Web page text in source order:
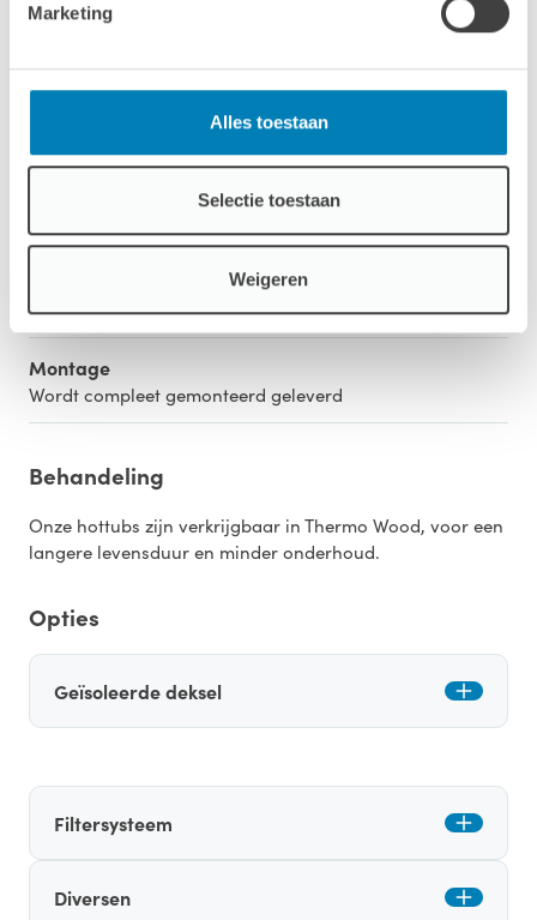
Marketing
Alles toestaan
Selectie toestaan
Weigeren
Opwarmtijd
Verkrijgbaar in de kleuren: wit, grijs, blauw en zwart
Montage
Wordt compleet gemonteerd geleverd
Behandeling
Onze hottubs zijn verkrijgbaar in Thermo Wood, voor een
langere levensduur en minder onderhoud.
Opties
Geïsoleerde deksel
Filtersysteem
Diversen